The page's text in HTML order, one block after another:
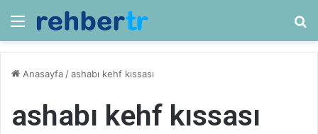
Menü
Anasayfa /ashabı kehf kıssası
ashabı kehf kıssası